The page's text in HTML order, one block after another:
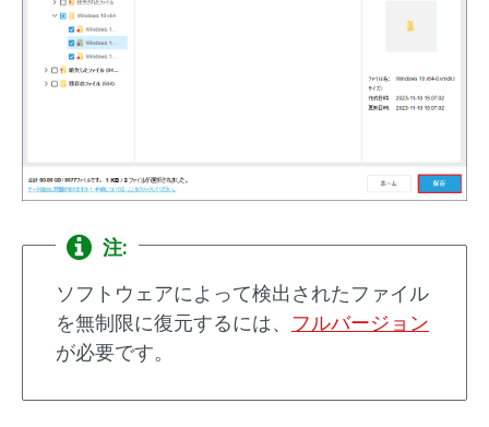
注:
ソフトウェアによって検出されたファイル
を無制限に復元するには、 フルバージョン
が必要です。